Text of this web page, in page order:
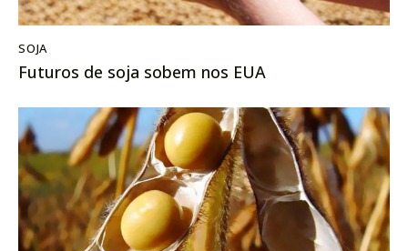
SOJA
Futuros de soja sobem nos EUA